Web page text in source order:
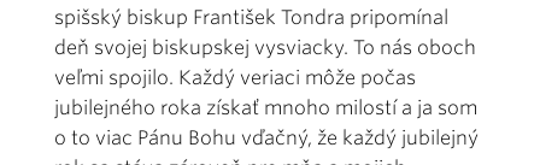
spišský biskup František Tondra pripomínal
deň svojej biskupskej vysviacky. To nás oboch
veľmi spojilo. Každý veriaci môže počas
jubilejného roka získať mnoho milostí a ja som
o to viac Pánu Bohu vďačný, že každý jubilejný